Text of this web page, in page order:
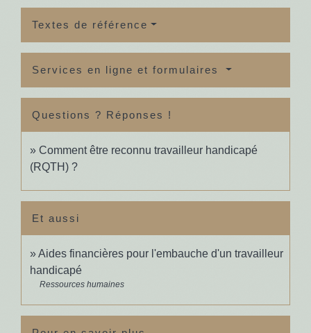
Textes de référence
Services en ligne et formulaires
Questions ? Réponses !
Comment être reconnu travailleur handicapé
(RQTH) ?
Et aussi
Aides financières pour l'embauche d'un travailleur
handicapé
Ressources humaines